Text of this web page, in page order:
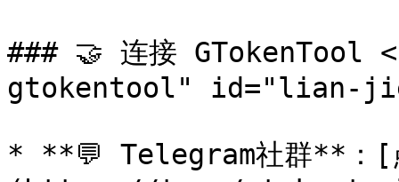
### 🤝 连接
gtokentool" id="lian-
* **💬 Telegram社群**：[